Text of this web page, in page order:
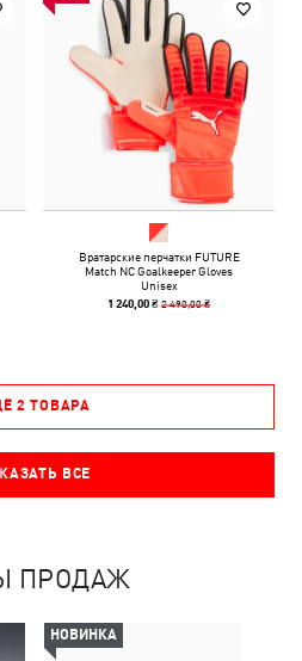
Вратарские перчатки FUTURE
Match NC Goalkeeper Gloves
Unisex
1 240,00 ₴2 490,00 ₴
2 ТОВАРА
ВСЕ
ПРОДАЖ
НОВИНКА